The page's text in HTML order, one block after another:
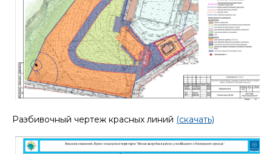
Разбивочный чертеж красных линий (скачать)